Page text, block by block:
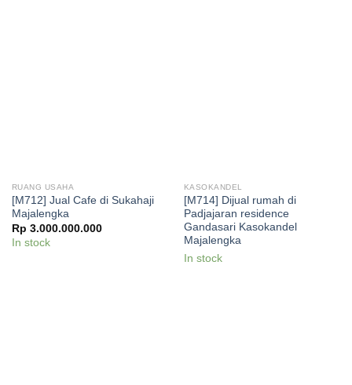
RUANG USAHA
[M712] Jual Cafe di Sukahaji
Majalengka
Rp 3.000.000.000
In stock
KASOKANDEL
[M714] Dijual rumah di
Padjajaran residence
Gandasari Kasokandel
Majalengka
In stock